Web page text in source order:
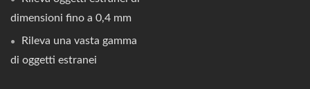
dimensioni fino a 0,4 mm
Rileva una vasta gamma
di oggetti estranei